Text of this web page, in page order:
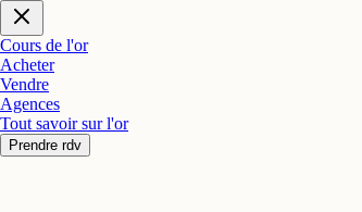
Cours de l'or
Acheter
Vendre
Agences
Tout savoir sur l'or
Prendre rdv